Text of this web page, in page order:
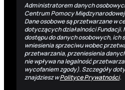
Administratorem danych
Centrum Pomocy Międzynarodowej
Dane osobowe są przetwarzane w
dotyczących działalności Fundacji.
dostępu do danych osobowych, ich
wniesienia sprzeciwu wobec
przetwarzania, przeniesienia
nie wpływa na legalność
wycofaniem zgody). Szczegóły
znajdziesz wPolityce Prywatności.